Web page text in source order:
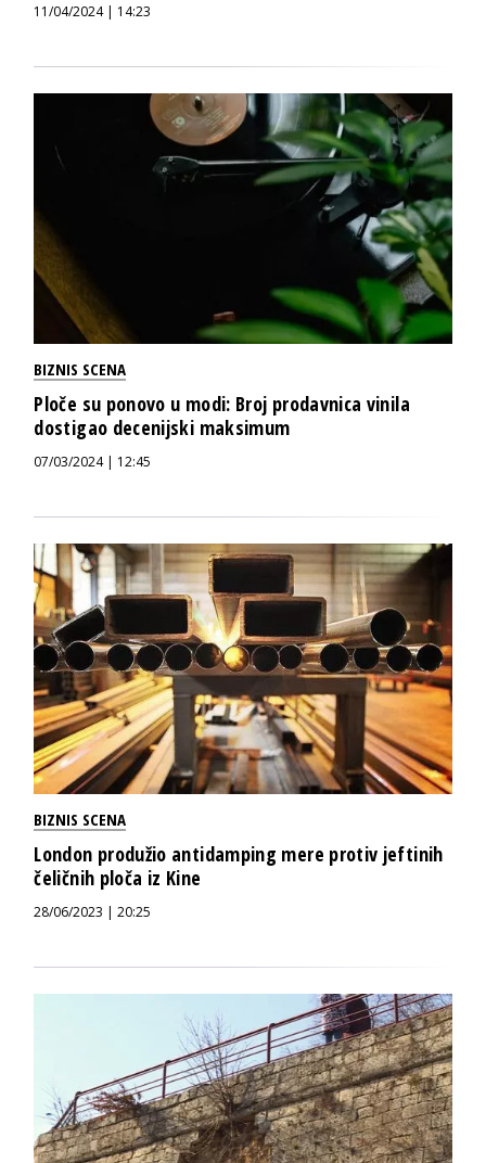
11/04/2024 | 14:23
BIZNIS SCENA
Ploče su ponovo u modi: Broj prodavnica vinila
dostigao decenijski maksimum
07/03/2024 | 12:45
BIZNIS SCENA
London produžio antidamping mere protiv jeftinih
čeličnih ploča iz Kine
28/06/2023 | 20:25